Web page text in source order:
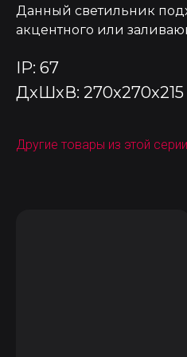
Данный светильник
акцентного или
IP: 67
ДxШxВ:
Другие товары из этой серии